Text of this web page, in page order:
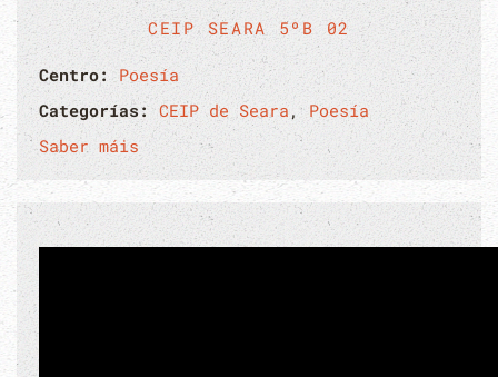
CEIP SEARA 5ºB 02
Centro: Poesía
Categorías:CEIP de Seara, Poesía
Saber máis